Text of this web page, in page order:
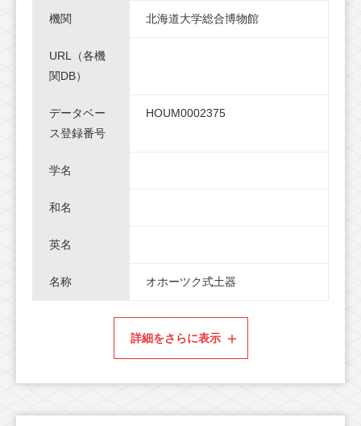
機関 北海道大学総合博物館
URL（各機
関DB）
データベー
ス登録番号
HOUM0002375
学名
和名
英名
名称 オホーツク式土器
詳細をさらに表示